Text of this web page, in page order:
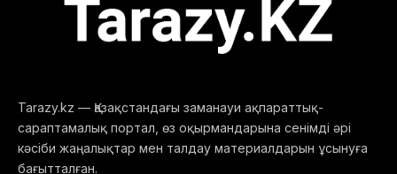
Tarazy.kz — Қазақстандағы заманауи ақпараттық-
сараптамалық портал, өз оқырмандарына сенімді әрі
кәсіби жаңалықтар мен талдау материалдарын ұсынуға
бағытталған.